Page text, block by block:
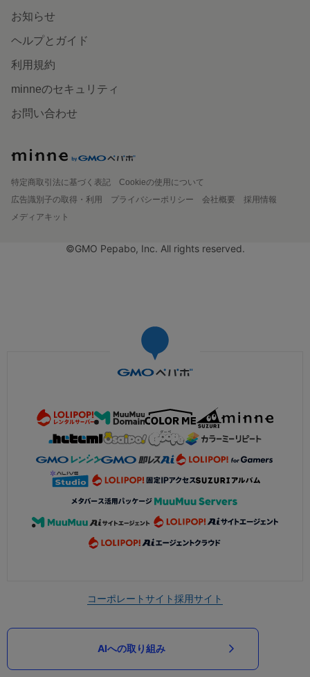
お知らせ
ヘルプとガイド
利用規約
minneのセキュリティ
お問い合わせ
特定商取引法に基づく表記
Cookieの使用について
広告識別子の取得・利用
プライバシーポリシー 会社概要
採用情報
メディアキット
©GMO Pepabo, Inc. All rights reserved.
コーポレートサイト採用サイト
AIへの取り組み